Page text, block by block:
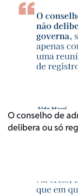
O conselho de
delibera ou só